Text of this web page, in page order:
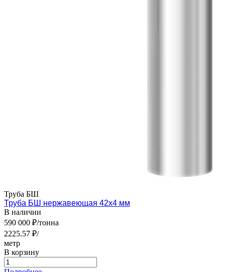
Труба БШ
Труба БШ нержавеющая 42х4 мм
В наличии
590 000 ₽/тонна
2225.57 ₽/
метр
В корзину